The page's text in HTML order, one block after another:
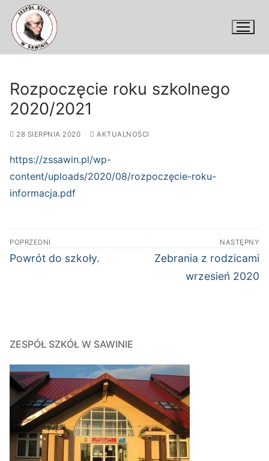
Przejdź
treści
Rozpoczęcie roku szkolnego
2020/2021
28 SIERPNIA 2020 AKTUALNOŚCI
https://zssawin.pl/wp-
content/uploads/2020/08/rozpoczęcie-roku-
informacja.pdf
Nawigacja
wpisu
POPRZEDNI
Poprzedni
Powrót do szkoły.
NASTĘPNY
Następny
Zebrania z rodzicami
wrzesień 2020
ZESPÓŁ SZKÓŁ W SAWINIE